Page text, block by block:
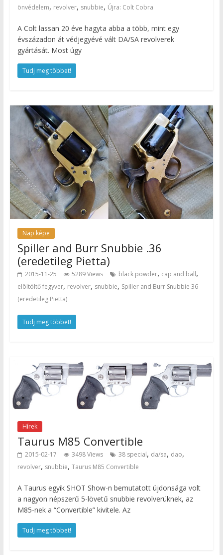
önvédelem, revolver, snubbie, Újra: Colt Cobra
A Colt lassan 20 éve hagyta abba a több, mint egy
évszázadon át védjegyévé vált DA/SA revolverek
gyártását. Most úgy
Tudj meg többet!
Nap képe
Spiller and Burr Snubbie .36
(eredetileg Pietta)
2015-11-25 5289 Views black powder, cap and ball,
elöltöltő fegyver, revolver, snubbie, Spiller and Burr Snubbie 36
(eredetileg Pietta)
Tudj meg többet!
Hírek
Taurus M85 Convertible
2015-02-17 3498 Views 38 special, da/sa, dao,
revolver, snubbie, Taurus M85 Convertible
A Taurus egyik SHOT Show-n bemutatott újdonsága volt
a nagyon népszerű 5-lövetű snubbie revolverüknek, az
M85-nek a “Convertible” kivitele. Az
Tudj meg többet!